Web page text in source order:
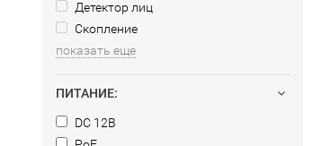
Детектор лиц
Скопление
показать еще
ПИТАНИЕ:
DC 12В